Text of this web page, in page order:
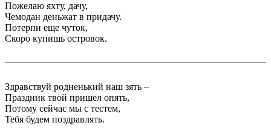
Пожелаю яхту, дачу,
Чемодан деньжат в придачу.
Потерпи еще чуток,
Скоро купишь островок.
Здравствуй родненький наш зять –
Праздник твой пришел опять,
Потому сейчас мы с тестем,
Тебя будем поздравлять.